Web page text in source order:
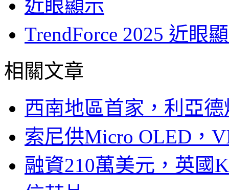
近眼顯示
TrendForce 2025 近眼
相關文章
西南地區首家，利亞
索尼供Micro OLED，
融資210萬美元，英國